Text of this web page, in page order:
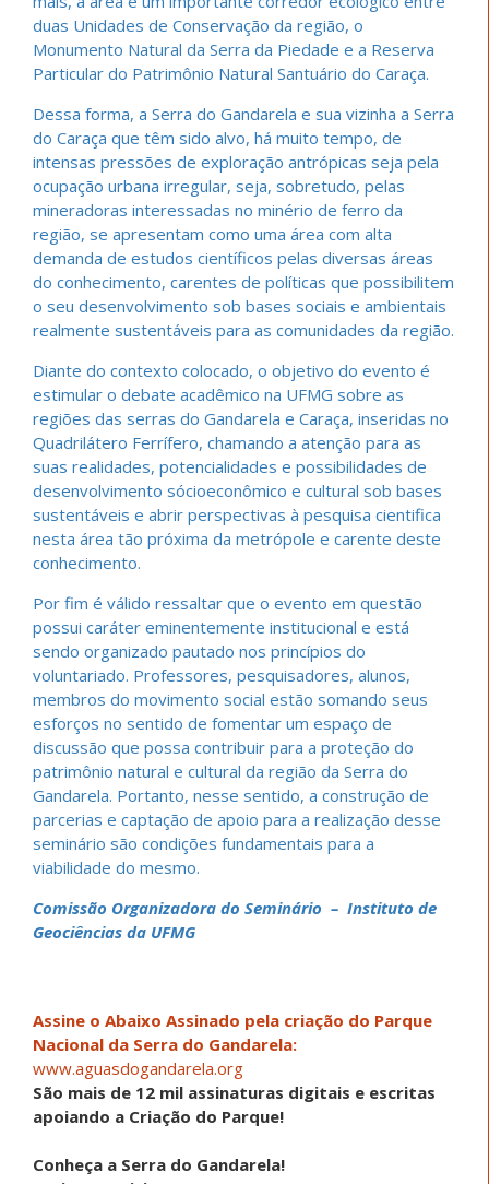
duas Unidades de Conservação da região, o
Monumento Natural da Serra da Piedade e a Reserva
Particular do Patrimônio Natural Santuário do Caraça.
Dessa forma, a Serra do Gandarela e sua vizinha a Serra
do Caraça que têm sido alvo, há muito tempo, de
intensas pressões de exploração antrópicas seja pela
ocupação urbana irregular, seja, sobretudo, pelas
mineradoras interessadas no minério de ferro da
região, se apresentam como uma área com alta
demanda de estudos científicos pelas diversas áreas
do conhecimento, carentes de políticas que possibilitem
o seu desenvolvimento sob bases sociais e ambientais
realmente sustentáveis para as comunidades da região.
Diante do contexto colocado, o objetivo do evento é
estimular o debate acadêmico na UFMG sobre as
regiões das serras do Gandarela e Caraça, inseridas no
Quadrilátero Ferrífero, chamando a atenção para as
suas realidades, potencialidades e possibilidades de
desenvolvimento sócioeconômico e cultural sob bases
sustentáveis e abrir perspectivas à pesquisa cientifica
nesta área tão próxima da metrópole e carente deste
conhecimento.
Por fim é válido ressaltar que o evento em questão
possui caráter eminentemente institucional e está
sendo organizado pautado nos princípios do
voluntariado. Professores, pesquisadores, alunos,
membros do movimento social estão somando seus
esforços no sentido de fomentar um espaço de
discussão que possa contribuir para a proteção do
patrimônio natural e cultural da região da Serra do
Gandarela. Portanto, nesse sentido, a construção de
parcerias e captação de apoio para a realização desse
seminário são condições fundamentais para a
viabilidade do mesmo.
Comissão Organizadora do Seminário – Instituto de
Geociências da UFMG
Assine o Abaixo Assinado pela criação do Parque
Nacional da Serra do Gandarela:
www.aguasdogandarela.org
São mais de 12 mil assinaturas digitais e escritas
apoiando a Criação do Parque!
Conheça a Serra do Gandarela!